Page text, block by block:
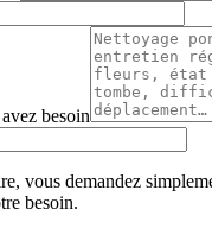
besoin
vous demandez
besoin.